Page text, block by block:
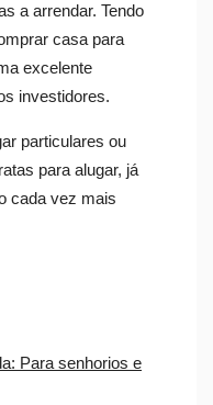
a arrendar. Tendo
casa para
excelente
investidores.
particulares ou
para alugar, já
cada vez mais
Para senhorios e